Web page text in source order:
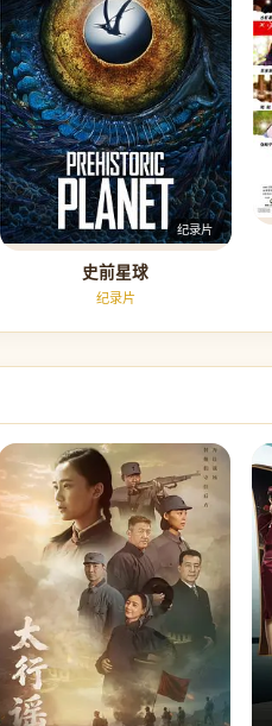
纪录片
史前星球
纪录片